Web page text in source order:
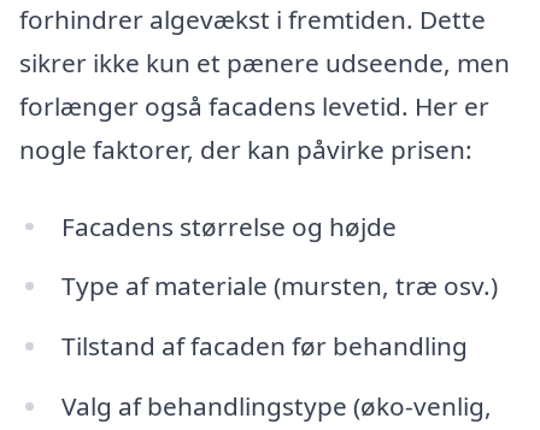
forhindrer algevækst i fremtiden. Dette
sikrer ikke kun et pænere udseende, men
forlænger også facadens levetid. Her er
nogle faktorer, der kan påvirke prisen:
Facadens størrelse og højde
Type af materiale (mursten, træ osv.)
Tilstand af facaden før behandling
Valg af behandlingstype (øko-venlig,